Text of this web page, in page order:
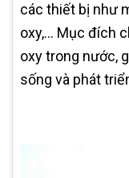
các thiết bị như
oxy,... Mục đích
oxy trong nước,
sống và phát